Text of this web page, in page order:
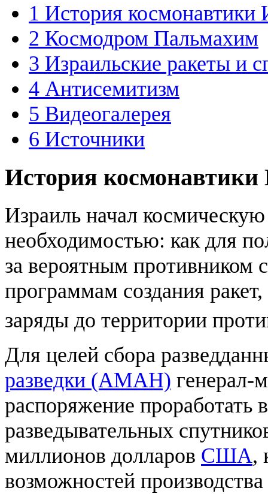
1 История космонавтики
2 Космодром Пальмахим
3 Израильские ракеты и
4 Антисемитизм
5 Видеогалерея
6 Источники
История космонавтики
Израиль начал
необходимостью: как для
за вероятным противником
программам создания
заряды до территории
Для целей сбора
разведки (АМАН) генерал-
распоряжение проработать
разведывательных
миллионов долларов США,
возможностей